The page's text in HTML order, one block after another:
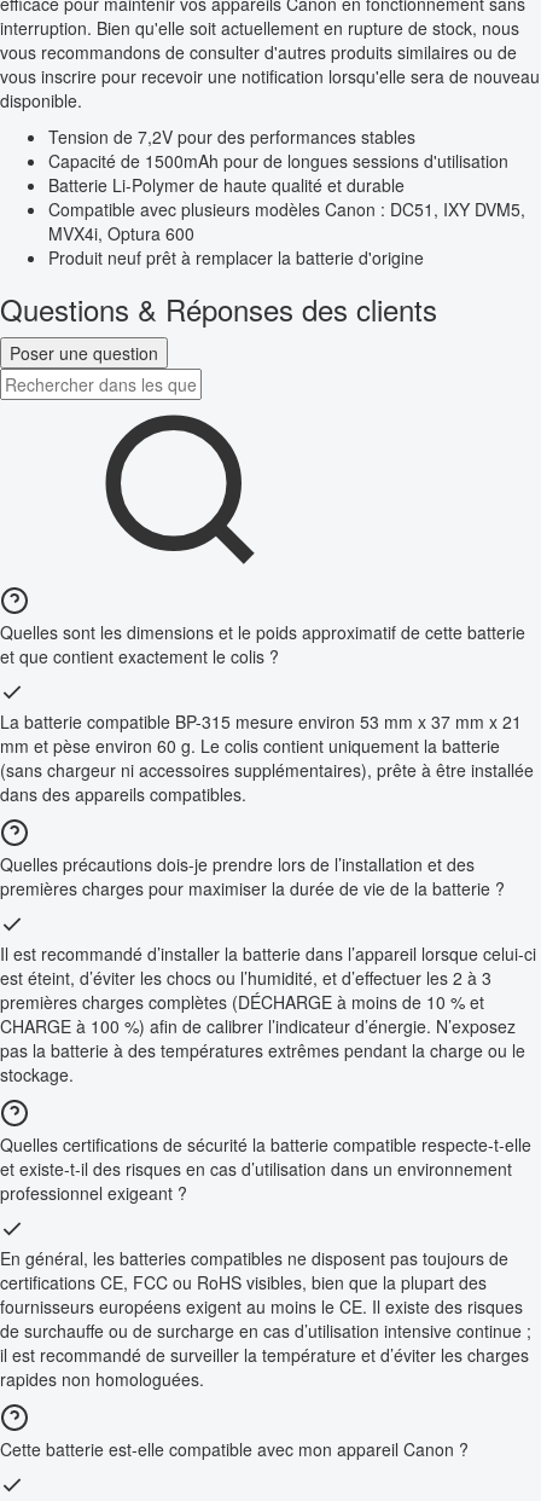
interruption. Bien qu'elle soit actuellement en rupture de stock, nous
vous recommandons de consulter d'autres produits similaires ou de
vous inscrire pour recevoir une notification lorsqu'elle sera de nouveau
disponible.
Tension de 7,2V pour des performances stables
Capacité de 1500mAh pour de longues sessions d'utilisation
Batterie Li-Polymer de haute qualité et durable
Compatible avec plusieurs modèles Canon : DC51, IXY DVM5,
MVX4i, Optura 600
Produit neuf prêt à remplacer la batterie d'origine
Questions & Réponses des clients
Poser une question
Quelles sont les dimensions et le poids approximatif de cette batterie
et que contient exactement le colis ?
La batterie compatible BP-315 mesure environ 53 mm x 37 mm x 21
mm et pèse environ 60 g. Le colis contient uniquement la batterie
(sans chargeur ni accessoires supplémentaires), prête à être installée
dans des appareils compatibles.
Quelles précautions dois-je prendre lors de l’installation et des
premières charges pour maximiser la durée de vie de la batterie ?
Il est recommandé d’installer la batterie dans l’appareil lorsque celui-ci
est éteint, d’éviter les chocs ou l’humidité, et d’effectuer les 2 à 3
premières charges complètes (DÉCHARGE à moins de 10 % et
CHARGE à 100 %) afin de calibrer l’indicateur d’énergie. N’exposez
pas la batterie à des températures extrêmes pendant la charge ou le
stockage.
Quelles certifications de sécurité la batterie compatible respecte-t-elle
et existe-t-il des risques en cas d’utilisation dans un environnement
professionnel exigeant ?
En général, les batteries compatibles ne disposent pas toujours de
certifications CE, FCC ou RoHS visibles, bien que la plupart des
fournisseurs européens exigent au moins le CE. Il existe des risques
de surchauffe ou de surcharge en cas d’utilisation intensive continue ;
il est recommandé de surveiller la température et d’éviter les charges
rapides non homologuées.
Cette batterie est-elle compatible avec mon appareil Canon ?